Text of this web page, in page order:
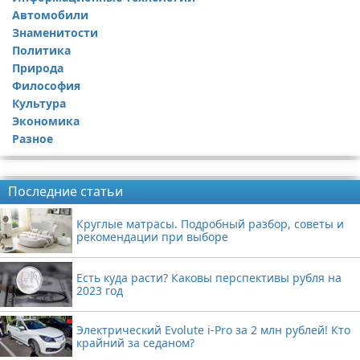
Автомобили
Знаменитости
Политика
Природа
Философия
Культура
Экономика
Разное
Последние статьи
Круглые матрасы. Подробный разбор, советы и
рекомендации при выборе
Есть куда расти? Каковы перспективы рубля на
2023 год
Электрический Evolute i-Pro за 2 млн рублей! Кто
крайний за седаном?